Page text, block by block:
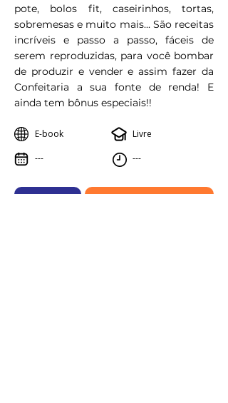
pote, bolos fit, caseirinhos, tortas,
sobremesas e muito mais... São receitas
incríveis e passo a passo, fáceis de
serem reproduzidas, para você bombar
de produzir e vender e assim fazer da
Confeitaria a sua fonte de renda! E
ainda tem bônus especiais!!
E-book
---
Livre
---
Saiba mais Outras opções de Cursos